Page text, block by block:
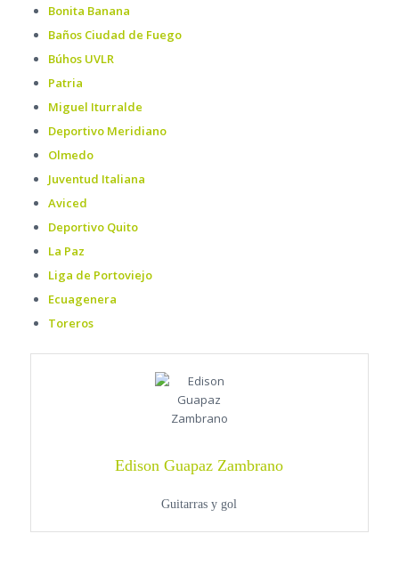
Bonita Banana
Baños Ciudad de Fuego
Búhos UVLR
Patria
Miguel Iturralde
Deportivo Meridiano
Olmedo
Juventud Italiana
Aviced
Deportivo Quito
La Paz
Liga de Portoviejo
Ecuagenera
Toreros
Edison Guapaz Zambrano
Guitarras y gol